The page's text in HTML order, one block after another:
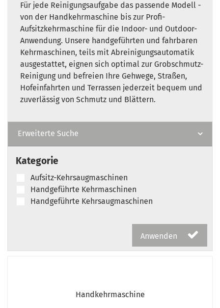
Für jede Reinigungsaufgabe das passende Modell -
von der Handkehrmaschine bis zur Profi-
Aufsitzkehrmaschine für die Indoor- und Outdoor-
Anwendung. Unsere handgeführten und fahrbaren
Kehrmaschinen, teils mit Abreinigungsautomatik
ausgestattet, eignen sich optimal zur Grobschmutz-
Reinigung und befreien Ihre Gehwege, Straßen,
Hofeinfahrten und Terrassen jederzeit bequem und
zuverlässig von Schmutz und Blättern.
Erweiterte Suche
Kategorie
Aufsitz-Kehrsaugmaschinen
Handgeführte Kehrmaschinen
Handgeführte Kehrsaugmaschinen
Anwenden
Handkehrmaschine